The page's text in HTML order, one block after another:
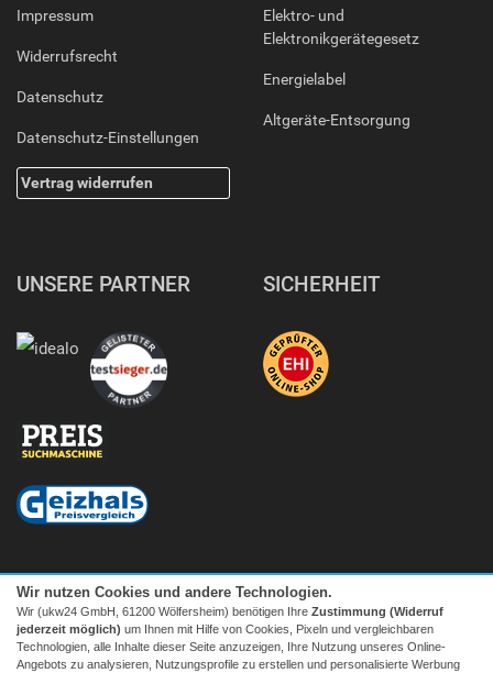
Impressum
Widerrufsrecht
Datenschutz
Datenschutz-Einstellungen
Vertrag widerrufen
Elektro- und
Elektronikgerätegesetz
Energielabel
Altgeräte-Entsorgung
UNSERE PARTNER SICHERHEIT
Wir nutzen Cookies und andere Technologien.
Wir (ukw24 GmbH, 61200 Wölfersheim) benötigen Ihre Zustimmung (Widerruf
jederzeit möglich) um Ihnen mit Hilfe von Cookies, Pixeln und vergleichbaren
Technologien, alle Inhalte dieser Seite anzuzeigen, Ihre Nutzung unseres Online-
Angebots zu analysieren, Nutzungsprofile zu erstellen und personalisierte Werbung